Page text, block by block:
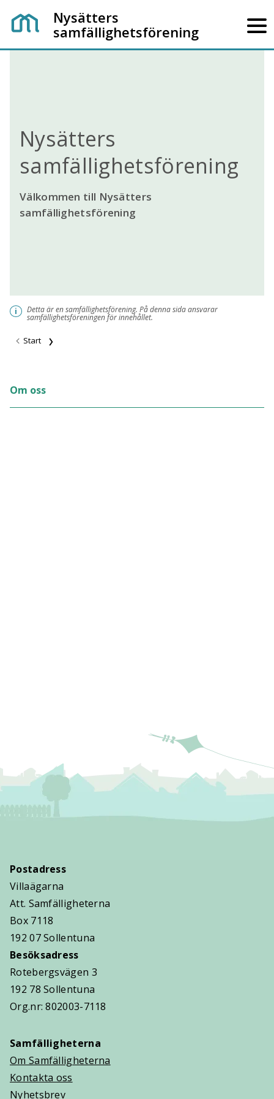
Nysätters
samfällighetsförening
Nysätters
samfällighetsförening
Välkommen till Nysätters
samfällighetsförening
i Detta är en samfällighetsförening. På denna sida ansvarar
samfällighetsföreningen för innehållet.
Start
Om oss
Postadress
Villaägarna
Att. Samfälligheterna
Box 7118
192 07 Sollentuna
Besöksadress
Rotebergsvägen 3
192 78 Sollentuna
Org.nr: 802003-7118
Samfälligheterna
Om Samfälligheterna
Kontakta oss
Nyhetsbrev